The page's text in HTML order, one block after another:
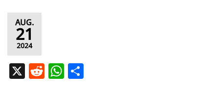
AUG.
21
2024
X R W